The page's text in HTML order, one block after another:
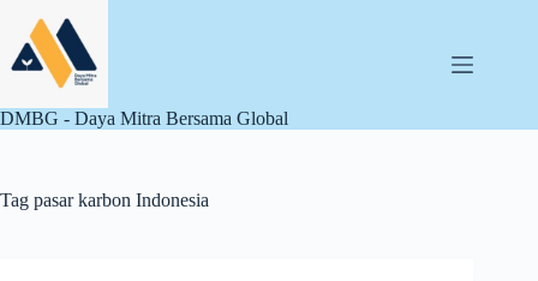
content
DMBG - Daya Mitra Bersama Global
Tag pasar karbon Indonesia